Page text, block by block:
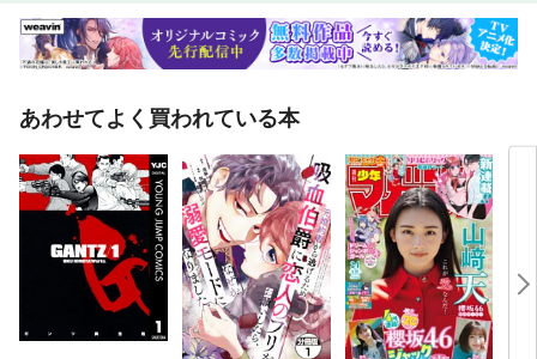
あわせてよく買われている本